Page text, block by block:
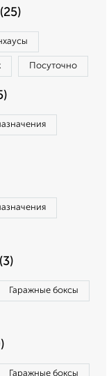
Посуточно
Гаражные боксы
Гаражные боксы